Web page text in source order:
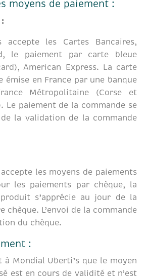
moyens de paiement :
accepte les Cartes Bancaires,
le paiement par carte bleue
American Express. La carte
émise en France par une banque
Métropolitaine (Corse et
Le paiement de la commande se
la validation de la commande
les moyens de paiements
les paiements par chèque, la
s’apprécie au jour de la
chèque. L’envoi de la commande
du chèque.
:
Mondial Uberti’s que le moyen
est en cours de validité et n’est